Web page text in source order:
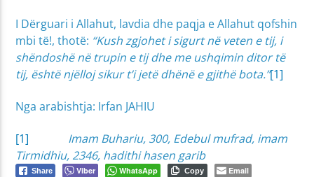
I Dërguari i Allahut, lavdia dhe paqja e Allahut qofshin
mbi të!, thotë: “Kush zgjohet i sigurt në veten e tij, i
shëndoshë në trupin e tij dhe me ushqimin ditor të
tij, është njëlloj sikur t’i jetë dhënë e gjithë bota.”[1]
Nga arabishtja: Irfan JAHIU
[1] Imam Buhariu, 300, Edebul mufrad, imam
Tirmidhiu, 2346, hadithi hasen garib
Share Viber WhatsApp Copy Email